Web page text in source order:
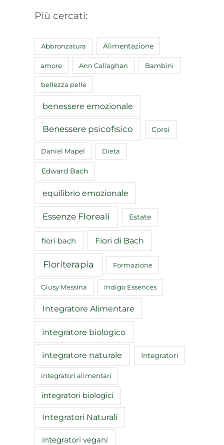
Più cercati:
Abbronzatura Alimentazione
amore Ann Callaghan Bambini
bellezza pelle
benessere emozionale
Benessere psicofisico Corsi
Daniel Mapel Dieta
Edward Bach
equilibrio emozionale
Essenze Floreali Estate
fiori bach Fiori di Bach
Floriterapia Formazione
Giusy Messina Indigo Essences
Integratore Alimentare
integratore biologico
integratore naturale Integratori
integratori alimentari
integratori biologici
Integratori Naturali
integratori vegani